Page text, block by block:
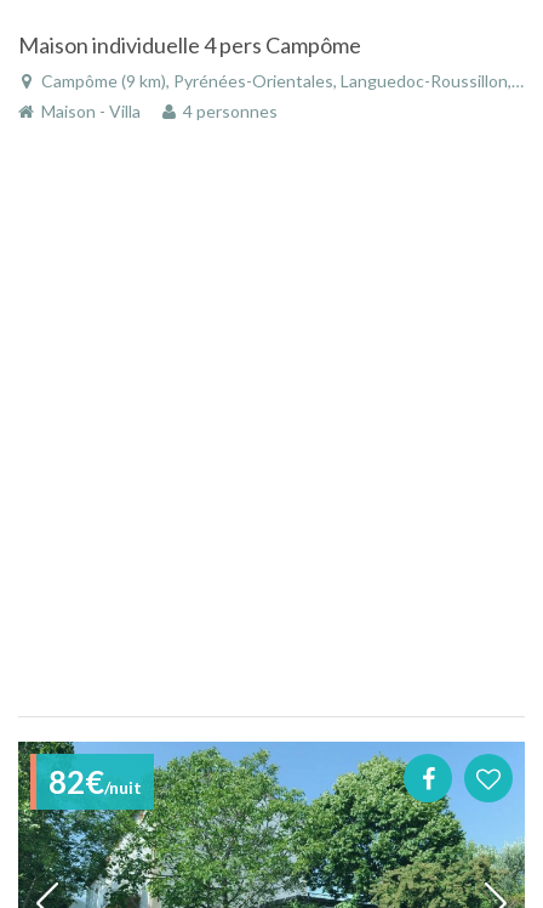
Maison individuelle 4 pers Campôme
Campôme (9 km), Pyrénées-Orientales, Languedoc-Roussillon, Occitanie, France
Maison - Villa
4 personnes
82€/nuit